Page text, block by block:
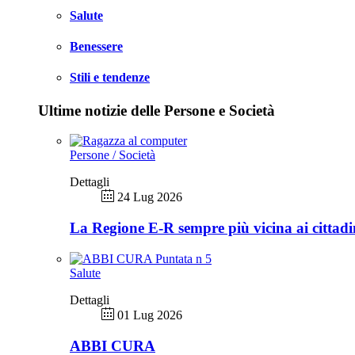
Salute
Benessere
Stili e tendenze
Ultime notizie delle Persone e Società
Persone / Società
Dettagli
24 Lug 2026
La Regione E-R sempre più vicina ai
Salute
Dettagli
01 Lug 2026
ABBI CURA